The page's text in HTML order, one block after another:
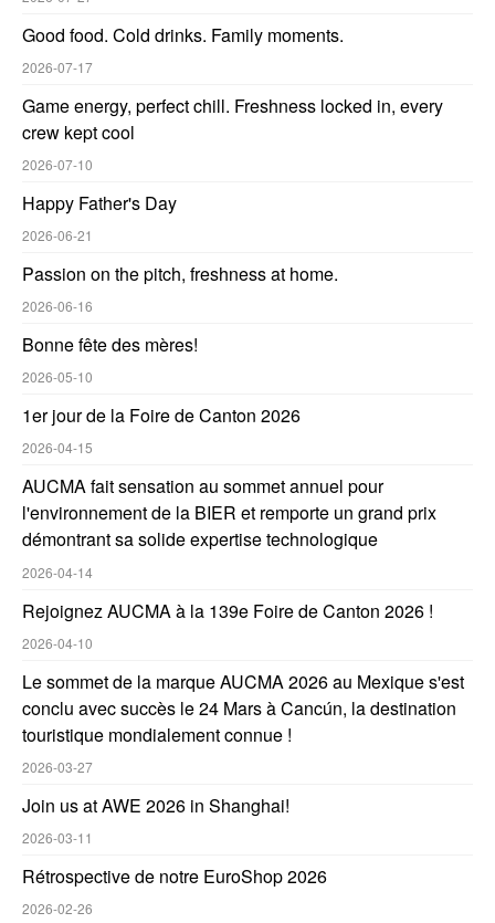
Good food. Cold drinks. Family moments.
2026-07-17
Game energy, perfect chill. Freshness locked in, every
crew kept cool
2026-07-10
Happy Father's Day
2026-06-21
Passion on the pitch, freshness at home.
2026-06-16
Bonne fête des mères!
2026-05-10
1er jour de la Foire de Canton 2026
2026-04-15
AUCMA fait sensation au sommet annuel pour
l'environnement de la BIER et remporte un grand prix
démontrant sa solide expertise technologique
2026-04-14
Rejoignez AUCMA à la 139e Foire de Canton 2026 !
2026-04-10
Le sommet de la marque AUCMA 2026 au Mexique s'est
conclu avec succès le 24 Mars à Cancún, la destination
touristique mondialement connue !
2026-03-27
Join us at AWE 2026 in Shanghai!
2026-03-11
Rétrospective de notre EuroShop 2026
2026-02-26